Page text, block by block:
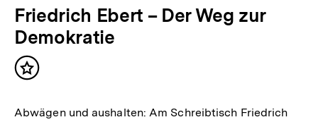
Friedrich Ebert – Der Weg zur
Demokratie
Inhalt
Abwägen und aushalten: Am Schreibtisch Friedrich